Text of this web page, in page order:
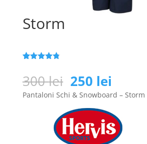
Storm
pe baza a
de evaluări
de la clienți
300lei Prețul
inițial
a
fost:
300 lei.
250 lei
curent
este:
250 lei.
Pantaloni Schi & Snowboard – Storm